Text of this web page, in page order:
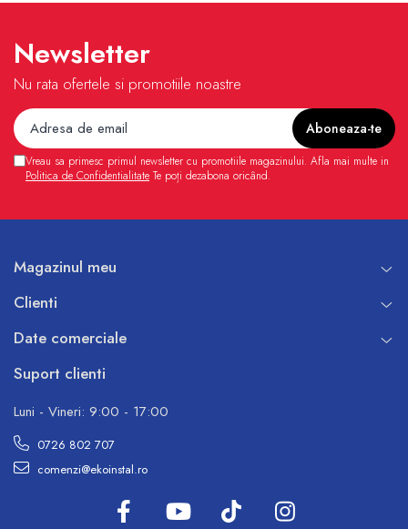
Newsletter
Nu rata ofertele si promotiile noastre
Vreau sa primesc primul newsletter cu promotiile magazinului. Afla mai multe in
Politica de Confidentialitate Te poți dezabona oricând.
Magazinul meu
Clienti
Date comerciale
Suport clienti
Luni - Vineri: 9:00 - 17:00
0726 802 707
comenzi@ekoinstal.ro